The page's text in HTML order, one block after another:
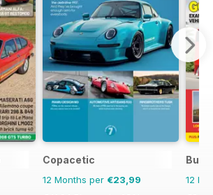
Copacetic
12 Months per €23,99
12